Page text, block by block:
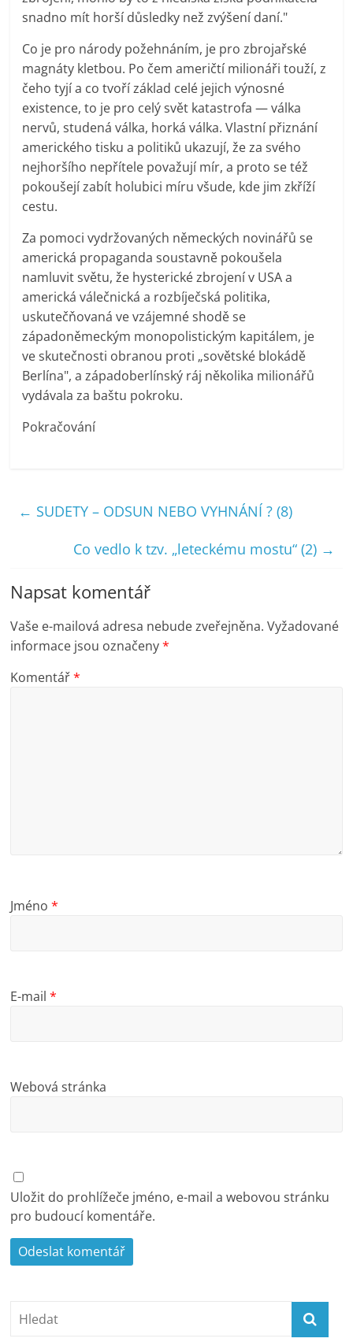
snadno mít horší důsledky než zvýšení daní."
Co je pro národy požehnáním, je pro zbrojařské
magnáty kletbou. Po čem američtí milionáři touží, z
čeho tyjí a co tvoří základ celé jejich výnosné
existence, to je pro celý svět katastrofa — válka
nervů, studená válka, horká válka. Vlastní přiznání
amerického tisku a politiků ukazují, že za svého
nejhoršího nepřítele považují mír, a proto se též
pokoušejí zabít holubici míru všude, kde jim zkříží
cestu.
Za pomoci vydržovaných německých novinářů se
americká propaganda soustavně pokoušela
namluvit světu, že hysterické zbrojení v USA a
americká válečnická a rozbíječská politika,
uskutečňovaná ve vzájemné shodě se
západoněmeckým monopolistickým kapitálem, je
ve skutečnosti obranou proti „sovětské blokádě
Berlína", a západoberlínský ráj několika milionářů
vydávala za baštu pokroku.
Pokračování
← SUDETY – ODSUN NEBO VYHNÁNÍ ? (8)
Co vedlo k tzv. „leteckému mostu“ (2) →
Napsat komentář
Vaše e-mailová adresa nebude zveřejněna. Vyžadované
informace jsou označeny*
Komentář*
Jméno*
E-mail*
Webová stránka
Uložit do prohlížeče jméno, e-mail a webovou stránku
pro budoucí komentáře.